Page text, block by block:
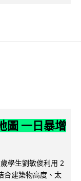
圖 一日暴增
學生劉敏俊利用 2
合建築物高度、太